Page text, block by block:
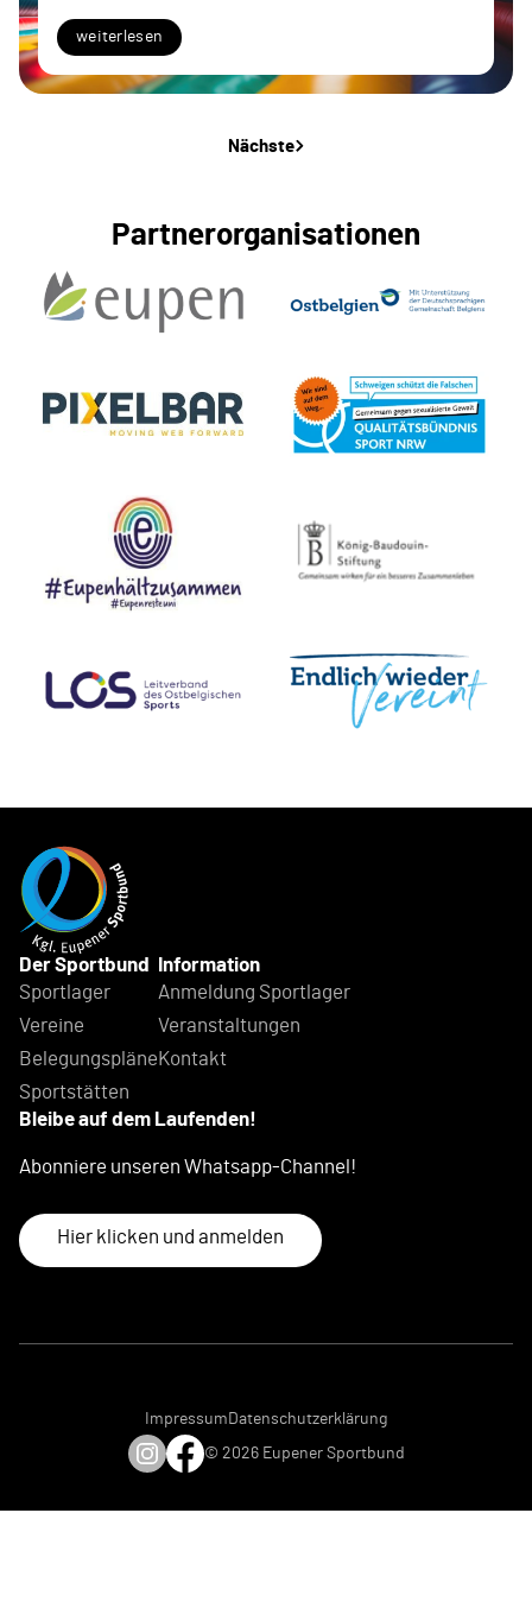
weiterlesen
Nächste
Partnerorganisationen
Der Sportbund
Sportlager
Vereine
Belegungspläne
Sportstätten
Information
Anmeldung Sportlager
Veranstaltungen
Kontakt
Bleibe auf dem Laufenden!
Abonniere unseren Whatsapp-Channel!
Hier klicken und anmelden
Impressum Datenschutzerklärung
© 2026 Eupener Sportbund